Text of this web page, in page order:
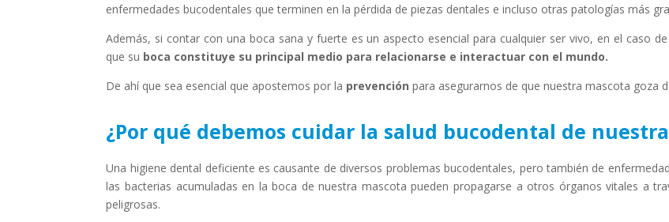
enfermedades bucodentales que terminen en la pérdida de piezas dentales e incluso otras patologías más
Además, si contar con una boca sana y fuerte es un aspecto esencial para cualquier ser vivo, en el caso
que su boca constituye su principal medio para relacionarse e interactuar con el mundo.
De ahí que sea esencial que apostemos por la prevención para asegurarnos de que nuestra mascota goza
¿Por qué debemos cuidar la salud bucodental de
Una higiene dental deficiente es causante de diversos problemas bucodentales, pero también de
las bacterias acumuladas en la boca de nuestra mascota pueden propagarse a otros órganos vitales a
peligrosas.